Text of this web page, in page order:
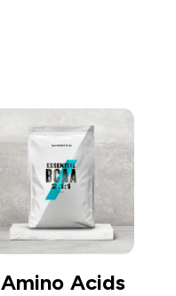
Amino Acids